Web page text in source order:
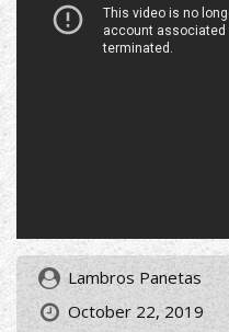
Lambros Panetas
October 22, 2019